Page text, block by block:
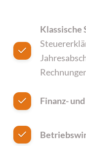
Klassische
Finanz-